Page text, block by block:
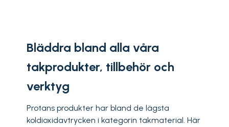
Bläddra bland alla våra
takprodukter, tillbehör och
verktyg
Protans produkter har bland de lägsta
koldioxidavtrycken i kategorin takmaterial. Här